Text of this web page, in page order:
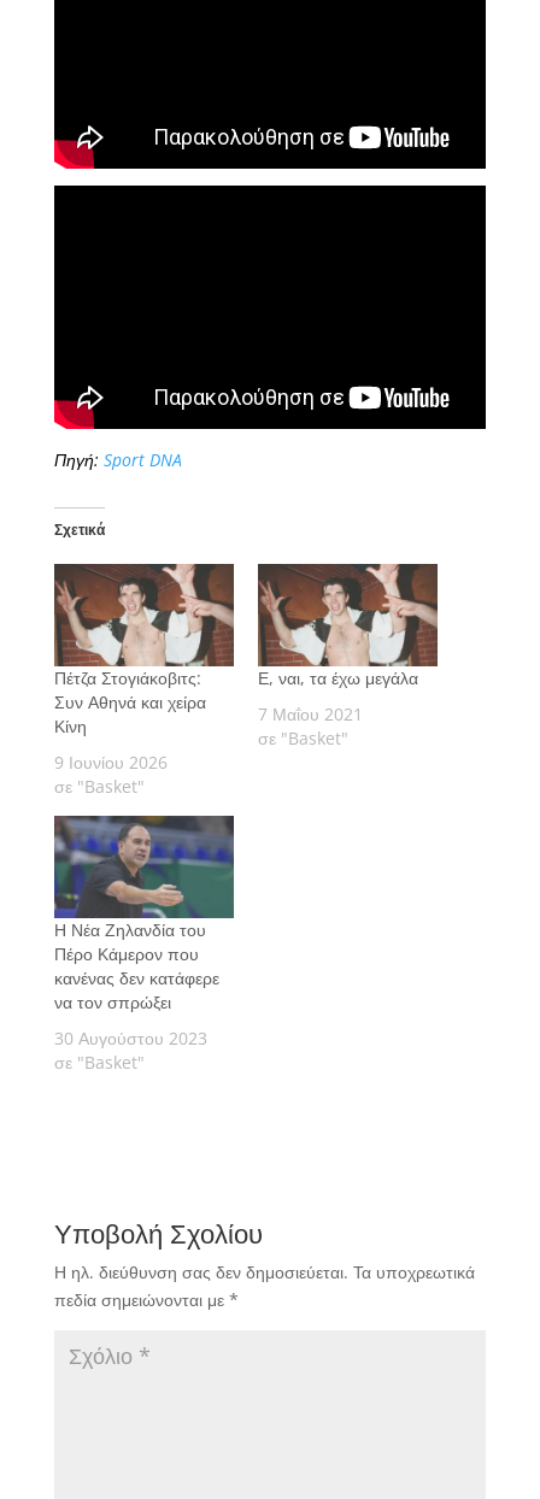
Πηγή: Sport DNA
Σχετικά
Πέτζα Στογιάκοβιτς:
Συν Αθηνά και χείρα
Κίνη
9 Ιουνίου 2026
σε "Basket"
Ε, ναι, τα έχω μεγάλα
7 Μαΐου 2021
σε "Basket"
Η Νέα Ζηλανδία του
Πέρο Κάμερον που
κανένας δεν κατάφερε
να τον σπρώξει
30 Αυγούστου 2023
σε "Basket"
Υποβολή Σχολίου
Η ηλ. διεύθυνση σας δεν δημοσιεύεται. Τα υποχρεωτικά
πεδία σημειώνονται με *